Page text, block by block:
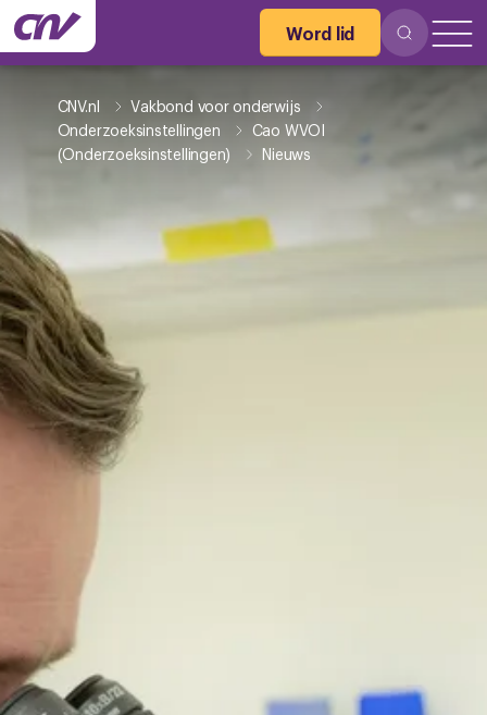
Word lid
CNV.nl
Vakbond voor onderwijs
Onderzoeksinstellingen
Cao WVOI
(Onderzoeksinstellingen)
Nieuws